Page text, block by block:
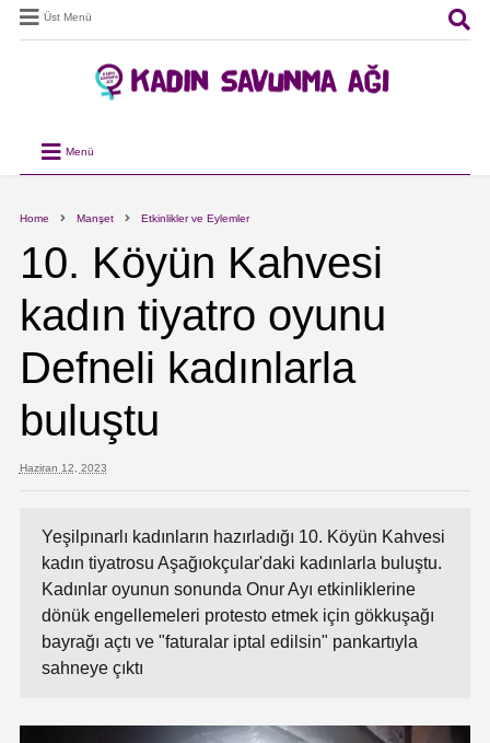
Üst Menü
Menü
Home Manşet Etkinlikler ve Eylemler
10. Köyün Kahvesi
kadın tiyatro oyunu
Defneli kadınlarla
buluştu
Haziran 12, 2023
Yeşilpınarlı kadınların hazırladığı 10. Köyün Kahvesi
kadın tiyatrosu Aşağıokçular'daki kadınlarla buluştu.
Kadınlar oyunun sonunda Onur Ayı etkinliklerine
dönük engellemeleri protesto etmek için gökkuşağı
bayrağı açtı ve "faturalar iptal edilsin" pankartıyla
sahneye çıktı